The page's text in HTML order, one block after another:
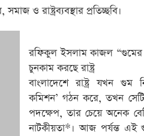
ও রাষ্ট্রব্যবস্থার প্রতিচ্ছবি।
রফিকুল ইসলাম কাজল
চুনকাম করছে রাষ্ট্র
বাংলাদেশে রাষ্ট্র যখন গুম
কমিশন’ গঠন করে, তখন সেটি
পদক্ষেপ, তার চেয়ে অনেক
নাটকীয়তা*। আজ পর্যন্ত এই